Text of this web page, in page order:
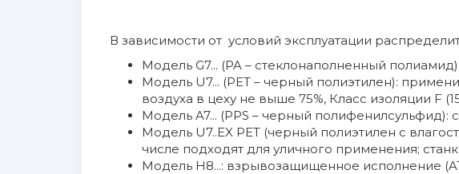
В зависимости от условий эксплуатации
Модель G7... (PA – стеклонаполненный полиамид)
Модель U7... (PET – черный полиэтилен):
воздуха в цеху не выше 75%, Класс изоляции F
Модель A7... (PPS – черный полифенилсульфид):
Модель U7..EX PET (черный полиэтилен с
числе подходят для уличного применения;
Модель H8...: взрывозащищенное исполнение